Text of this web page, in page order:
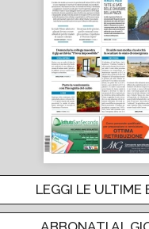
LEGGI LE ULTIME